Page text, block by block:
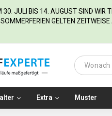
JULI BIS 14. AUGUST SIND WIR
GELTEN
Extra Muster